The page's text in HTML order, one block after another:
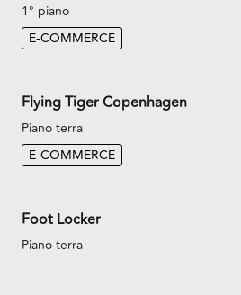
1° piano
E-COMMERCE
Flying Tiger Copenhagen
Piano terra
E-COMMERCE
Foot Locker
Piano terra